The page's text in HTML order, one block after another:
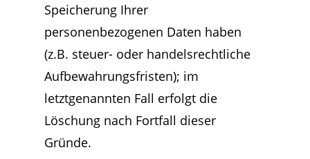
Speicherung Ihrer
personenbezogenen Daten haben
(z.B. steuer- oder handelsrechtliche
Aufbewahrungsfristen); im
letztgenannten Fall erfolgt die
Löschung nach Fortfall dieser
Gründe.